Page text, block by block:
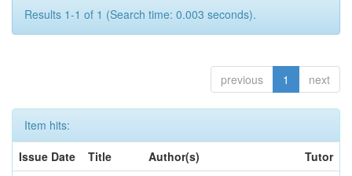
Results 1-1 of 1 (Search time: 0.003 seconds).
previous 1 next
Item hits:
Issue Date
Title Author(s)
Tutor